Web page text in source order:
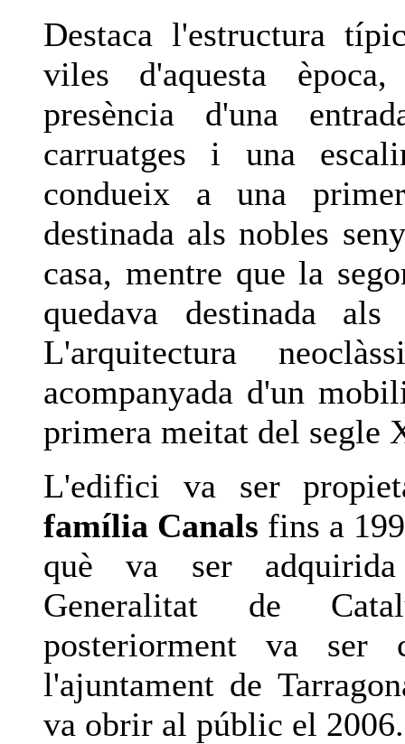
Destaca l'estructura
viles d'aquesta
presència d'una
carruatges i una
condueix a una
destinada als nobles
casa, mentre que la
quedava destinada als
L'arquitectura
acompanyada d'un
primera meitat del segle
L'edifici va ser
família Canals fins a
què va ser
Generalitat de
posteriorment va ser
l'ajuntament de
va obrir al públic el 2006.